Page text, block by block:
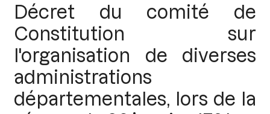
Décret du comité de
Constitution sur
l'organisation de diverses
administrations
départementales, lors de la